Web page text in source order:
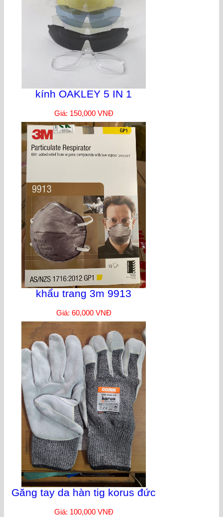
kính OAKLEY 5 IN 1
Giá: 150,000 VNĐ
khẩu trang 3m 9913
Giá: 60,000 VNĐ
Găng tay da hàn tig korus đức
Giá: 100,000 VNĐ